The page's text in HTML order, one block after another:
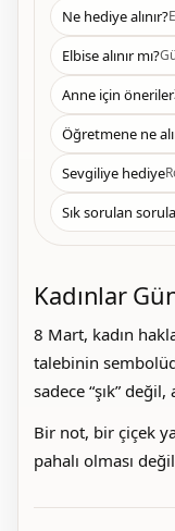
Ne hediye alınır?
Elbise alınır mı?
Anne için öneriler
Öğretmene ne
Sevgiliye hediye
Sık sorulan
Kadınlar
8 Mart, kadın
talebinin
sadece “şık”
Bir not, bir çiçek
pahalı olması